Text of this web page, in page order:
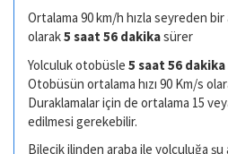
Ortalama 90 km/h hızla seyreden bir
olarak5 saat 56 dakikasürer
Yolculuk otobüsle 5 saat 56 dakika
Otobüsün ortalama hızı 90 Km/s
Duraklamalar için de ortalama 15
edilmesi gerekebilir.
Bilecik ilinden araba ile yolculuğa şu